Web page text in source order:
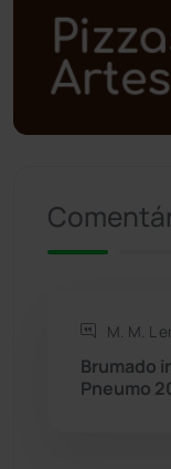
Polícia
Política
Rio de
Rio do
Rio do
M. M. L
Brumado
Pneumo